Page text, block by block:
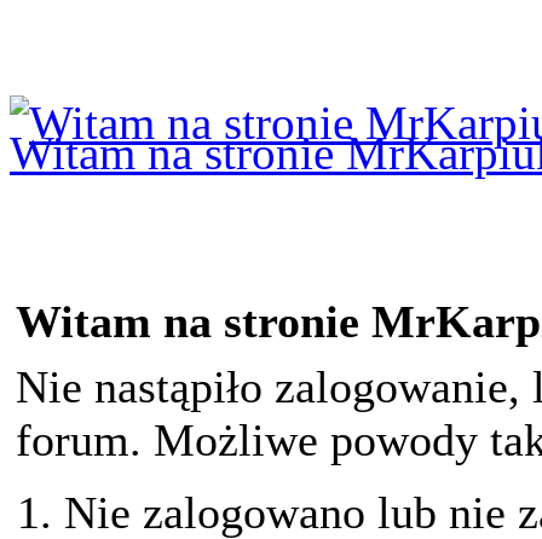
Witam na stronie
Witam na stronie
Nie nastąpiło
forum. Możliwe powody
Nie zalogowano lub nie